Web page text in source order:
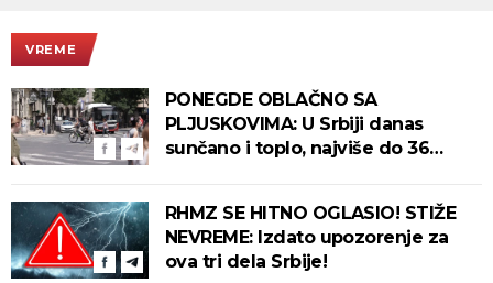
VREME
PONEGDE OBLAČNO SA
PLJUSKOVIMA: U Srbiji danas
sunčano i toplo, najviše do 36
RHMZ SE HITNO OGLASIO! STIŽE
NEVREME: Izdato upozorenje za
ova tri dela Srbije!